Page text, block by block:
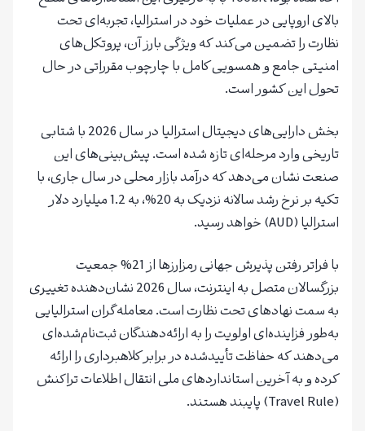
بالای اروپایی در عملیات خود در استرالیا، تجربه‌ای تحت
نظارت را تضمین می‌کند که ویژگی بارز آن، پروتکل‌های
امنیتی جامع و همسویی کامل با چارچوب مقرراتی در حال
تحول این کشور است.
بخش دارایی‌های دیجیتال استرالیا در سال 2026 با شتابی
تاریخی وارد مرحله‌ای تازه شده است. پیش‌بینی‌های این
صنعت نشان می‌دهد که درآمد بازار محلی در سال جاری، با
تکیه بر نرخ رشد سالانه نزدیک به 20%، به 1.2 میلیارد دلار
استرالیا (AUD) خواهد رسید.
با فراتر رفتن پذیرش جهانی رمزارزها از 21% جمعیت
بزرگسالان متصل به اینترنت، سال 2026 نشان‌دهنده تغییری
به سمت نهادهای تحت نظارت است. معامله‌گران استرالیایی
به‌طور فزاینده‌ای اولویت را به ارائه‌دهندگان ثبت‌نام‌‌شده‌ای
می‌دهند که حفاظت تأییدشده در برابر کلاهبرداری را ارائه
کرده و به آخرین استانداردهای ملی انتقال اطلاعات تراکنش
(Travel Rule) پایبند هستند.